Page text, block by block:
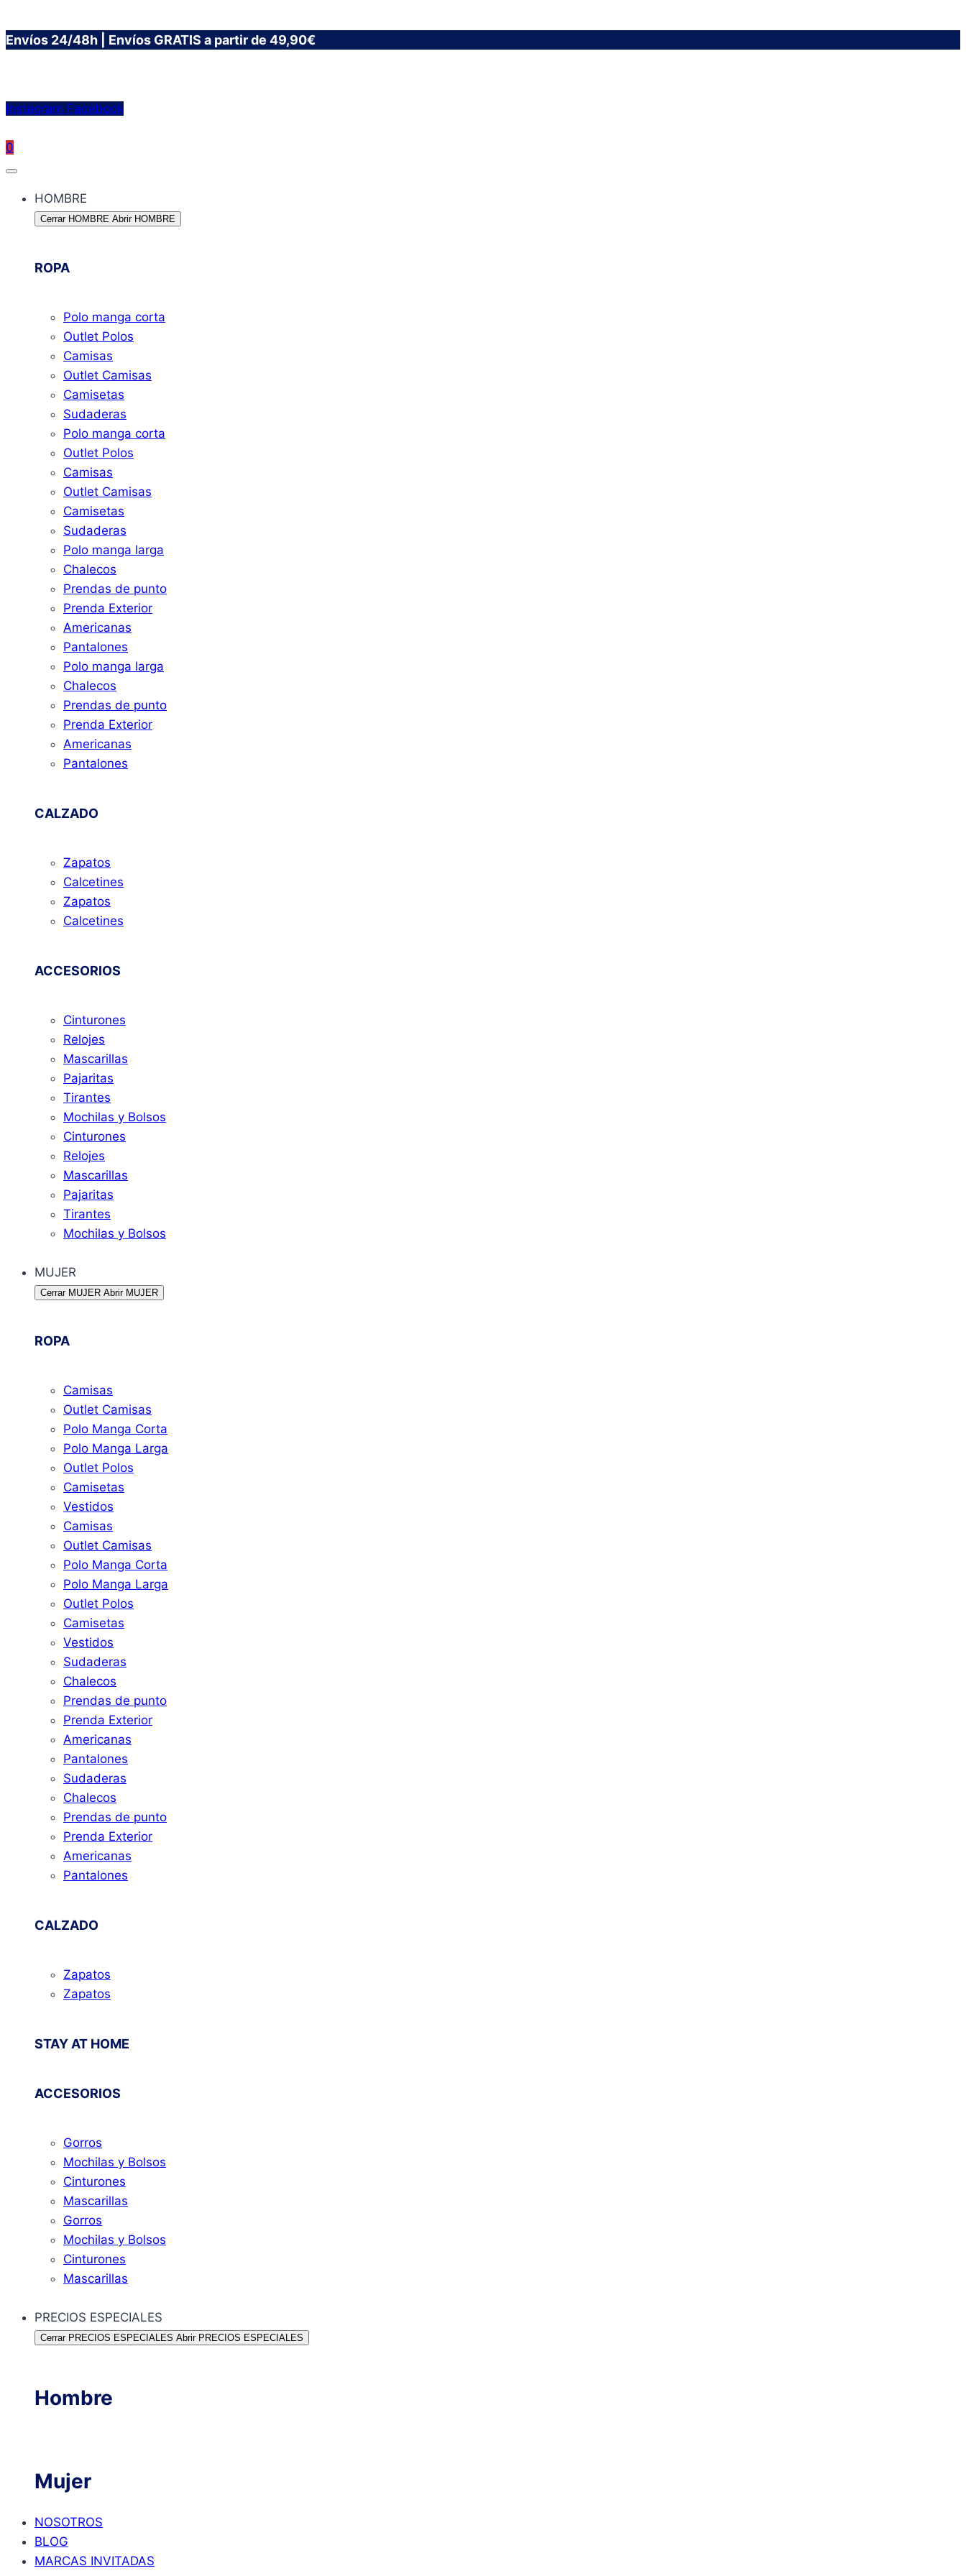
Saltar
Envíos 24/48h | Envíos GRATIS a partir de 49,90€
Instagram Facebook
0
HOMBRE
Cerrar HOMBRE Abrir HOMBRE
ROPA
Polo manga corta
Outlet Polos
Camisas
Outlet Camisas
Camisetas
Sudaderas
Polo manga corta
Outlet Polos
Camisas
Outlet Camisas
Camisetas
Sudaderas
Polo manga larga
Chalecos
Prendas de punto
Prenda Exterior
Americanas
Pantalones
Polo manga larga
Chalecos
Prendas de punto
Prenda Exterior
Americanas
Pantalones
CALZADO
Zapatos
Calcetines
Zapatos
Calcetines
ACCESORIOS
Cinturones
Relojes
Mascarillas
Pajaritas
Tirantes
Mochilas y Bolsos
Cinturones
Relojes
Mascarillas
Pajaritas
Tirantes
Mochilas y Bolsos
MUJER
Cerrar MUJER Abrir MUJER
ROPA
Camisas
Outlet Camisas
Polo Manga Corta
Polo Manga Larga
Outlet Polos
Camisetas
Vestidos
Camisas
Outlet Camisas
Polo Manga Corta
Polo Manga Larga
Outlet Polos
Camisetas
Vestidos
Sudaderas
Chalecos
Prendas de punto
Prenda Exterior
Americanas
Pantalones
Sudaderas
Chalecos
Prendas de punto
Prenda Exterior
Americanas
Pantalones
CALZADO
Zapatos
Zapatos
STAY AT HOME
ACCESORIOS
Gorros
Mochilas y Bolsos
Cinturones
Mascarillas
Gorros
Mochilas y Bolsos
Cinturones
Mascarillas
PRECIOS ESPECIALES
Cerrar PRECIOS ESPECIALES Abrir PRECIOS ESPECIALES
Hombre
Mujer
NOSOTROS
BLOG
MARCAS INVITADAS